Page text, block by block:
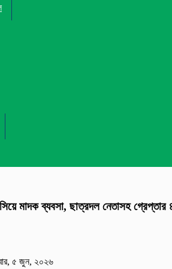
মাদক ব্যবসা, ছাত্রদল নেতাসহ গ্রেপ্তার
৫ জুন, ২০২৬